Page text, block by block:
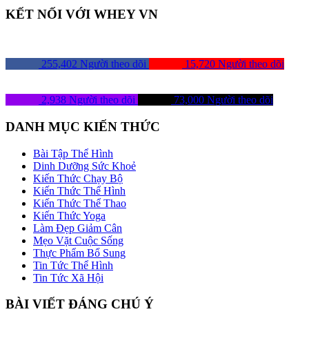
KẾT NỐI VỚI WHEY VN
255,402 Người theo dõi 15,720 Người theo dõi
2,938 Người theo dõi 73,000 Người theo dõi
DANH MỤC KIẾN THỨC
Bài Tập Thể Hình
Dinh Dưỡng Sức Khoẻ
Kiến Thức Chạy Bộ
Kiến Thức Thể Hình
Kiến Thức Thể Thao
Kiến Thức Yoga
Làm Đẹp Giảm Cân
Mẹo Vặt Cuộc Sống
Thực Phẩm Bổ Sung
Tin Tức Thể Hình
Tin Tức Xã Hội
BÀI VIẾT ĐÁNG CHÚ Ý